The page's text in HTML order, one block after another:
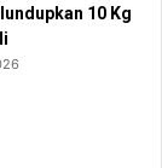
10 Kg